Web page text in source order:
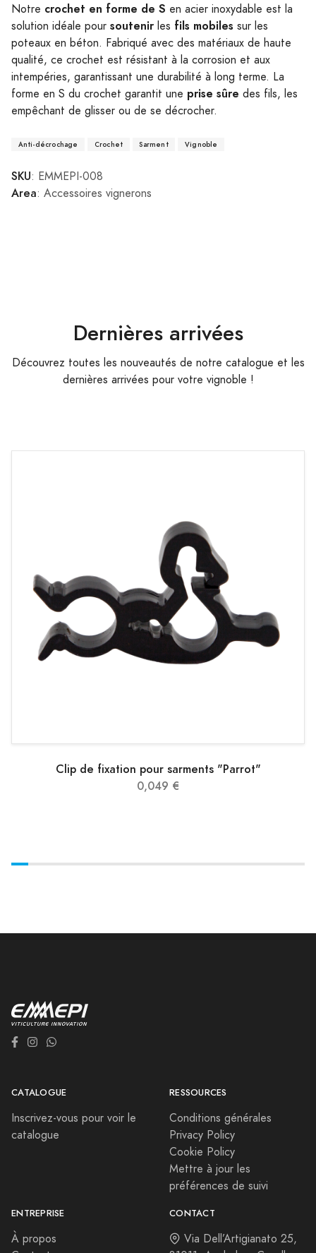
Notre crochet en forme de S en acier inoxydable est la
solution idéale pour soutenir les fils mobiles sur les
poteaux en béton. Fabriqué avec des matériaux de haute
qualité, ce crochet est résistant à la corrosion et aux
intempéries, garantissant une durabilité à long terme. La
forme en S du crochet garantit une prise sûre des fils, les
empêchant de glisser ou de se décrocher.
Anti-décrochage Crochet Sarment Vignoble
SKU: EMMEPI-008
Area: Accessoires vignerons
Dernières arrivées
Découvrez toutes les nouveautés de notre catalogue et les
dernières arrivées pour votre vignoble !
Clip de fixation pour sarments "Parrot"
0,049 €
CATALOGUE
Inscrivez-vous pour voir le
catalogue
RESSOURCES
Conditions générales
Privacy Policy
Cookie Policy
Mettre à jour les
préférences de suivi
ENTREPRISE
À propos
CONTACT
Via Dell’Artigianato 25,